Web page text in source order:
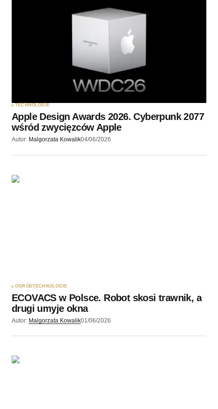
TECHNOLOGIE
Apple Design Awards 2026. Cyberpunk 2077
wśród zwycięzców Apple
Autor: Malgorzata Kowalik04/06/2026
OGRÓDTECHNOLOGIE
ECOVACS w Polsce. Robot skosi trawnik, a
drugi umyje okna
Autor: Malgorzata Kowalik01/06/2026